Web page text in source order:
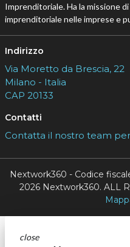
Imprenditoriale. Ha la missione
imprenditoriale nelle imprese e
Indirizzo
Via Moretto da Brescia, 22
Milano - Italia
CAP 20133
Contatti
Contatta il nostro team
Nextwork360 - Codice
2026 Nextwork360. ALL
close